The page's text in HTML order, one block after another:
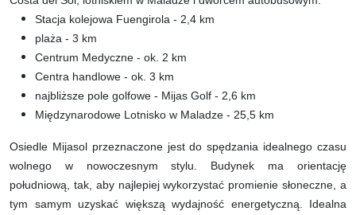
Stacja kolejowa Fuengirola - 2,4 km
plaża - 3 km
Centrum Medyczne - ok. 2 km
Centra handlowe - ok. 3 km
najbliższe pole golfowe - Mijas Golf - 2,6 km
Międzynarodowe Lotnisko w Maladze - 25,5 km
Osiedle Mijasol przeznaczone jest do spędzania idealnego czasu
wolnego w nowoczesnym stylu. Budynek ma orientację
południową, tak, aby najlepiej wykorzystać promienie słoneczne, a
tym samym uzyskać większą wydajność energetyczną. Idealna